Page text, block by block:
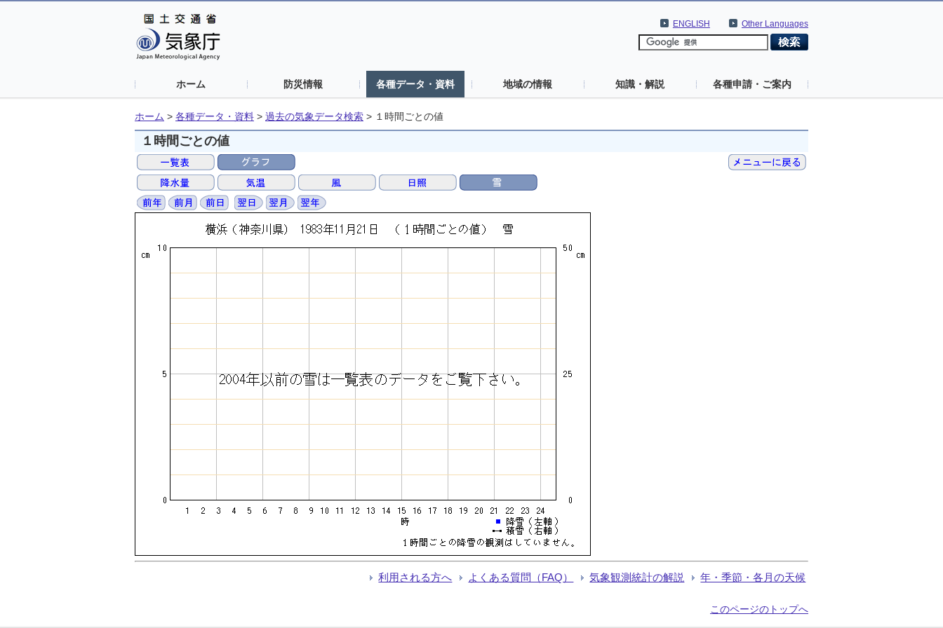
Other Languages
ENGLISH
ホーム 防災情報 各種データ・資料 地域の情報 知識・解説 各種申請・ご案内
ホーム > 各種データ・資料 > 過去の気象データ検索 > １時間ごとの値
１時間ごとの値
利用される方へ よくある質問（FAQ） 気象観測統計の解説 年・季節・各月の天候
このページのトップへ